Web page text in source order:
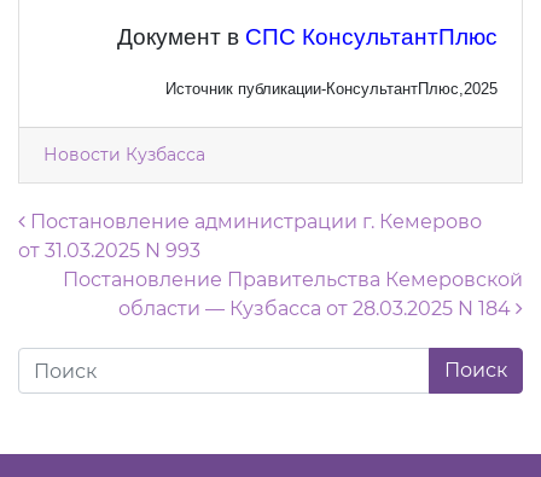
Документ в СПС КонсультантПлюс
Источник публикации-КонсультантПлюс,2025
Новости Кузбасса
Навигация по записям
Постановление администрации г. Кемерово
от 31.03.2025 N 993
Постановление Правительства Кемеровской
области — Кузбасса от 28.03.2025 N 184